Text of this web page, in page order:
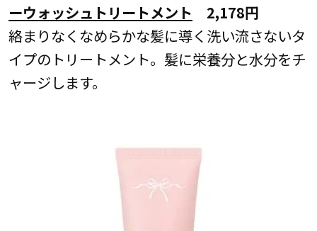
ーウォッシュトリートメント 2,178円
絡まりなくなめらかな髪に導く洗い流さないタ
イプのトリートメント。髪に栄養分と水分をチ
ャージします。